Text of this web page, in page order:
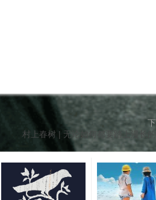
村上春树 | 无论如何都要踏上漫长的